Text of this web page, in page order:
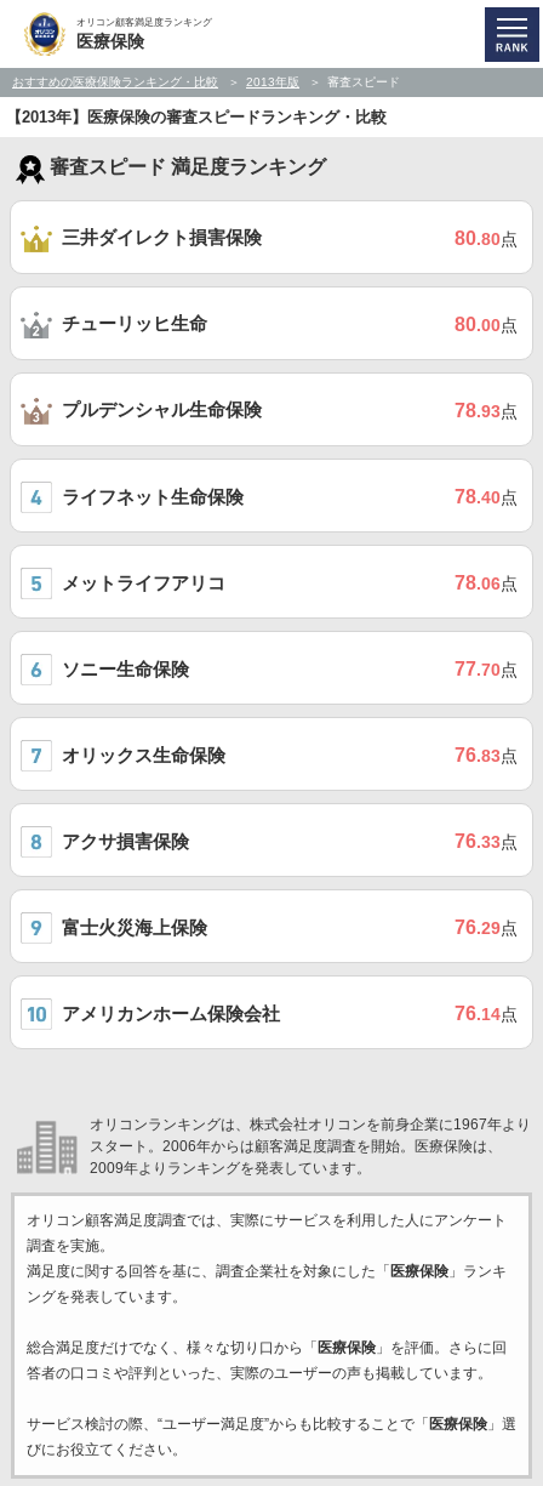
オリコン顧客満足度ランキング
医療保険
おすすめの医療保険ランキング・比較 2013年版 審査スピード
【2013年】医療保険の審査スピードランキング・比較
審査スピード 満足度ランキング
三井ダイレクト損害保険 80.80点
チューリッヒ生命 80.00点
プルデンシャル生命保険 78.93点
ライフネット生命保険 78.40点
メットライフアリコ 78.06点
ソニー生命保険 77.70点
オリックス生命保険 76.83点
アクサ損害保険 76.33点
富士火災海上保険 76.29点
アメリカンホーム保険会社 76.14点
オリコンランキングは、株式会社オリコンを前身企業に1967年より
スタート。2006年からは顧客満足度調査を開始。医療保険は、
2009年よりランキングを発表しています。
オリコン顧客満足度調査では、実際にサービスを利用した 人にアンケート
調査を実施。
満足度に関する回答を基に、調査企業社を対象にした「 医療保険」ランキ
ングを発表しています。
総合満足度だけでなく、様々な切り口から「 医療保険」を評価。さらに回
答者の口コミや評判といった、実際のユーザーの声も掲載しています。
サービス検討の際、“ユーザー満足度”からも比較することで「 医療保険」選
びにお役立てください。